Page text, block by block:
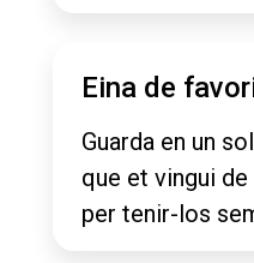
Eina de
Guarda en un
que et vingui
per tenir-los